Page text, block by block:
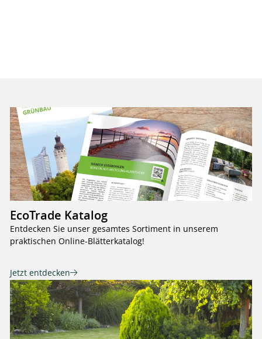
EcoTrade Katalog
Entdecken Sie unser gesamtes Sortiment in unserem
praktischen Online-Blätterkatalog!
Jetzt entdecken